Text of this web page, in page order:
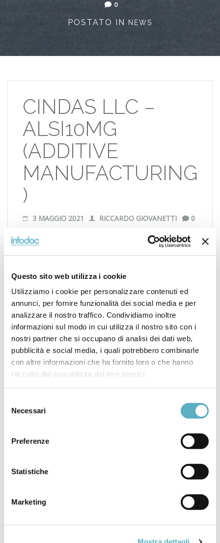
Questo sito web utilizza i cookie
Utilizziamo i cookie per personalizzare contenuti ed
annunci, per fornire funzionalità dei social media e per
analizzare il nostro traffico. Condividiamo inoltre
informazioni sul modo in cui utilizza il nostro sito con i
nostri partner che si occupano di analisi dei dati web,
pubblicità e social media, i quali potrebbero combinarle
con altre informazioni che ha fornito loro o che hanno
raccolto dal suo utilizzo dei loro servizi.
delNecessari
Preferenze
Statistiche
Marketing
0
POSTATO IN NEWS
CINDAS LLC –
ALSI10MG
(ADDITIVE
MANUFACTURING
)
3 MAGGIO 2021 RICCARDO GIOVANETTI 0
Il nuovo capitolo su AlSi10Mg (AM) è il secondo
capitolo aggiunto ai database CINDAS sui materiali
produzione additiva (AM). Questa è la lega di alluminio
più utilizzata attualmente utilizzata in AM. Si stima che
il 25% delle stampanti 3D in metallo lavori con leghe di
alluminio e AlSi10Mg è il più comunemente usato. Il
capitolo tratta anche lo stato delle specifiche relative a
questa tecnologia in rapida crescita.
POSTATO INNEWS
articoli
GESTIONE
AHAD/HPAD –
NUOVO CAPITOLO
SUPER
AUSTENITICO AL-